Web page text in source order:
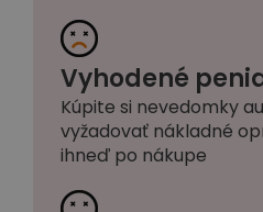
Vyhodené
Kúpite si nevedomky
vyžadovať nákladné
ihneď po nákupe